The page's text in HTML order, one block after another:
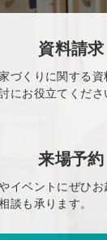
資料請求
づくりに関する
にお役立てくださ
来場予約
イベントにぜひ
談も承ります。